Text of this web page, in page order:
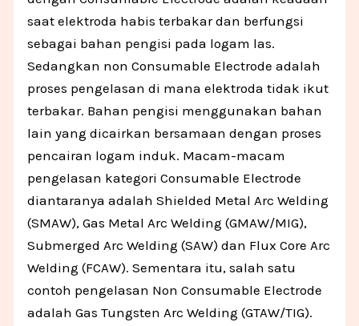
saat elektroda habis terbakar dan berfungsi
sebagai bahan pengisi pada logam las.
Sedangkan non Consumable Electrode adalah
proses pengelasan di mana elektroda tidak ikut
terbakar. Bahan pengisi menggunakan bahan
lain yang dicairkan bersamaan dengan proses
pencairan logam induk. Macam-macam
pengelasan kategori Consumable Electrode
diantaranya adalah Shielded Metal Arc Welding
(SMAW), Gas Metal Arc Welding (GMAW/MIG),
Submerged Arc Welding (SAW) dan Flux Core Arc
Welding (FCAW). Sementara itu, salah satu
contoh pengelasan Non Consumable Electrode
adalah Gas Tungsten Arc Welding (GTAW/TIG).